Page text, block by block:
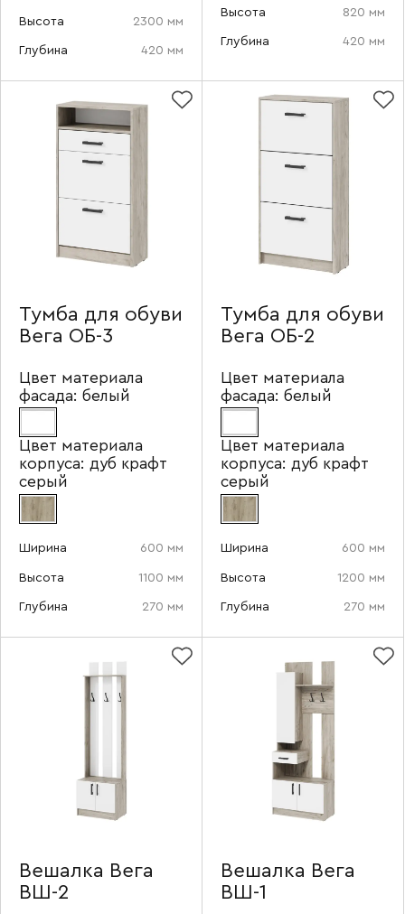
Высота 2300 мм
Глубина 420 мм
Высота 820 мм
Глубина 420 мм
Тумба для обуви
Вега ОБ-3
Цвет материала
фасада: белый
Цвет материала
корпуса: дуб крафт
серый
Ширина 600 мм
Высота 1100 мм
Глубина 270 мм
Тумба для обуви
Вега ОБ-2
Цвет материала
фасада: белый
Цвет материала
корпуса: дуб крафт
серый
Ширина 600 мм
Высота 1200 мм
Глубина 270 мм
Вешалка Вега
ВШ-2
Вешалка Вега
ВШ-1